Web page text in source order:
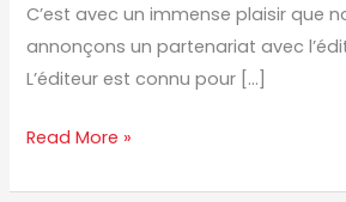
C’est avec un immense plaisir que
annonçons un partenariat avec
L’éditeur est connu pour […]
Read More »